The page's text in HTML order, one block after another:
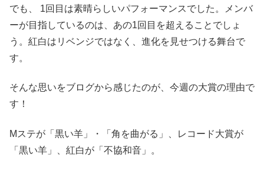
でも、 1回目は素晴らしいパフォーマンスでした。メンバ
ーが目指しているのは、あの1回目を超えることでしょ
う。紅白はリベンジではなく、進化を見せつける舞台で
す。
そんな思いをブログから感じたのが、今週の大賞の理由で
す！
Mステが「黒い羊」・「角を曲がる」、レコード大賞が
「黒い羊」、紅白が「不協和音」。